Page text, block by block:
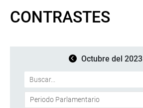
CONTRASTES
Octubre del 2023